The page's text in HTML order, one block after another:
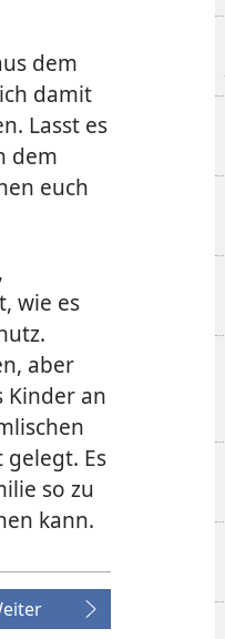
dem
damit
Lasst es
dem
euch
wie es
aber
Kinder an
gelegt. Es
so zu
kann.